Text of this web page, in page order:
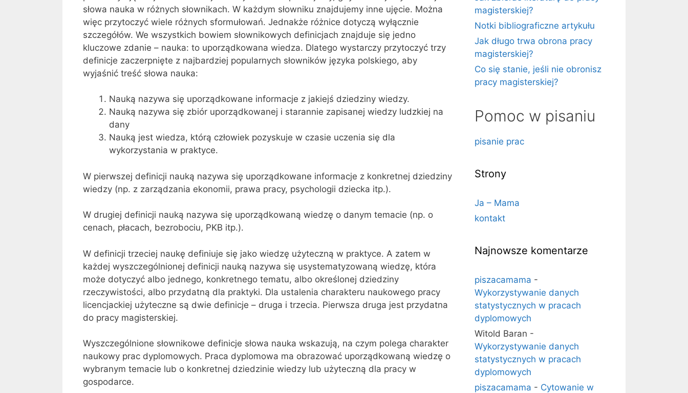
słowa nauka w różnych słownikach. W każdym słowniku znajdujemy inne ujęcie. Można
więc przytoczyć wiele różnych sformułowań. Jednakże różnice dotyczą wyłącznie
szczegółów. We wszystkich bowiem słow­nikowych definicjach znajduje się jedno
kluczowe zdanie – nauka: to uporząd­kowana wiedza. Dlatego wystarczy przytoczyć trzy
definicje zaczerpnięte z najbardziej popularnych słowników języka polskiego, aby
wyjaśnić treść słowa nauka:
Nauką nazywa się uporządkowane informacje z jakiejś dziedziny wiedzy.
Nauką nazywa się zbiór uporządkowanej i starannie zapisanej wiedzy ludzkiej na
dany
Nauką jest wiedza, którą człowiek pozyskuje w czasie uczenia się dla
wykorzystania w praktyce.
W pierwszej definicji nauką nazywa się uporządkowane informacje z konkretnej dziedziny
wiedzy (np. z zarządzania ekonomii, prawa pracy, psychologii dziecka itp.).
W drugiej definicji nauką nazywa się uporządkowaną wiedzę o danym temacie (np. o
cenach, płacach, bezrobociu, PKB itp.).
W defi­nicji trzeciej naukę definiuje się jako wiedzę użyteczną w praktyce. A zatem w
każdej wyszczególnionej definicji nauką nazywa się usystematyzowaną wiedzę, która
może dotyczyć albo jednego, konkretnego tematu, albo określonej dziedziny
rzeczywistości, albo przydatną dla praktyki. Dla ustalenia charakteru nau­kowego pracy
licencjackiej użyteczne są dwie definicje – druga i trzecia. Pierwsza druga jest przydatna
do pracy magisterskiej.
Wyszczególnione słownikowe definicje słowa nauka wskazują, na czym po­lega charakter
naukowy prac dyplomowych. Praca dyplomowa ma obrazować uporządkowaną wiedzę o
wybranym temacie lub o konkretnej dziedzinie wie­dzy lub użyteczną dla pracy w
gospodarce.
magisterskiej?
Notki bibliograficzne artykułu
Jak długo trwa obrona pracy
magisterskiej?
Co się stanie, jeśli nie obronisz
pracy magisterskiej?
Pomoc w pisaniu
pisanie prac
Strony
Ja – Mama
kontakt
Najnowsze komentarze
piszacamama -
Wykorzystywanie danych
statystycznych w pracach
dyplomowych
Witold Baran -
Wykorzystywanie danych
statystycznych w pracach
dyplomowych
piszacamama - Cytowanie w